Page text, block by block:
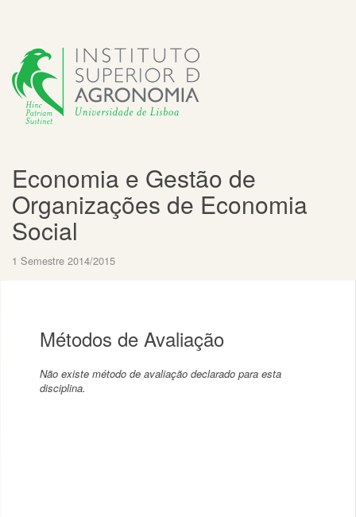
Economia e Gestão de
Organizações de Economia
Social
1 Semestre 2014/2015
Métodos de Avaliação
Não existe método de avaliação declarado para esta
disciplina.